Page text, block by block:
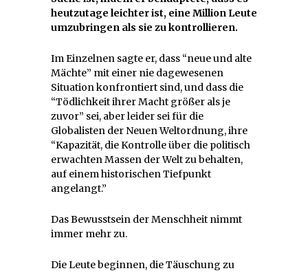
heutzutage leichter ist, eine Million Leute
umzubringen als sie zu kontrollieren.
Im Einzelnen sagte er, dass “neue und alte
Mächte” mit einer nie dagewesenen
Situation konfrontiert sind, und dass die
“Tödlichkeit ihrer Macht größer als je
zuvor” sei, aber leider sei für die
Globalisten der Neuen Weltordnung, ihre
“Kapazität, die Kontrolle über die politisch
erwachten Massen der Welt zu behalten,
auf einem historischen Tiefpunkt
angelangt.”
Das Bewusstsein der Menschheit nimmt
immer mehr zu.
Die Leute beginnen, die Täuschung zu